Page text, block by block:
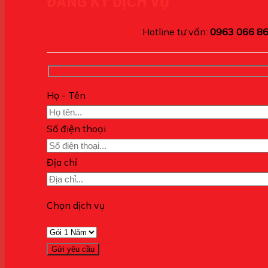
Hotline tư vấn: 0963 066
Họ - Tên
Số điện thoại
Địa chỉ
Chọn dịch vụ